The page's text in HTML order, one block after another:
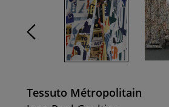
Tessuto Métropolitain